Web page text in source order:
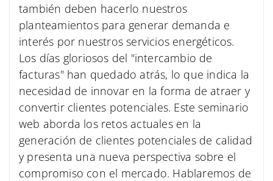
también deben hacerlo nuestros
planteamientos para generar demanda e
interés por nuestros servicios energéticos.
Los días gloriosos del "intercambio de
facturas" han quedado atrás, lo que indica la
necesidad de innovar en la forma de atraer y
convertir clientes potenciales. Este seminario
web aborda los retos actuales en la
generación de clientes potenciales de calidad
y presenta una nueva perspectiva sobre el
compromiso con el mercado. Hablaremos de